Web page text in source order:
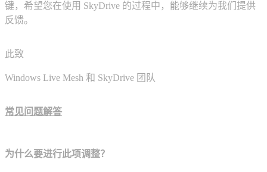
键，希望您在使用 SkyDrive 的过程中，能够继续为我们提供
反馈。
此致
Windows Live Mesh 和 SkyDrive 团队
常见问题解答
为什么要进行此项调整？